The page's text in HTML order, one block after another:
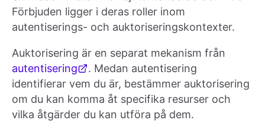
Förbjuden ligger i deras roller inom
autentiserings- och auktoriseringskontexter.
Auktorisering är en separat mekanism från
autentisering
. Medan autentisering
identifierar vem du är, bestämmer auktorisering
om du kan komma åt specifika resurser och
vilka åtgärder du kan utföra på dem.